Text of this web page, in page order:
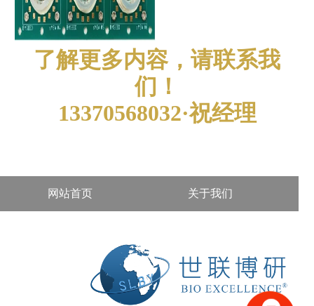
了解更多内容，请联系我
们！
13370568032·祝经理